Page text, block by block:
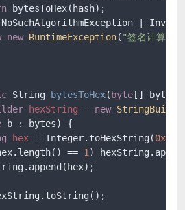
bytesToHex(hash);
|
new RuntimeException( "签名计算失
String bytesToHex( byte [] bytes)
hexString = new
b : bytes) {
hex = Integer.toHexString(0xff
== 1 )